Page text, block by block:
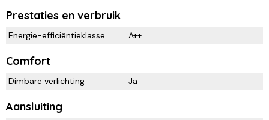
Prestaties en verbruik
Energie-efficiëntieklasse A++
Comfort
Dimbare verlichting Ja
Aansluiting